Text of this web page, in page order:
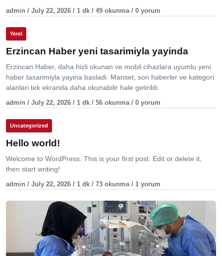
admin / July 22, 2026 / 1 dk / 49 okunma / 0 yorum
Yerel
Erzincan Haber yeni tasarimiyla yayinda
Erzincan Haber, daha hizli okunan ve mobil cihazlara uyumlu yeni
haber tasarimiyla yayina basladi. Manset, son haberler ve kategori
alanlari tek ekranda daha okunabilir hale getirildi.
admin / July 22, 2026 / 1 dk / 56 okunma / 0 yorum
Uncategorized
Hello world!
Welcome to WordPress. This is your first post. Edit or delete it,
then start writing!
admin / July 22, 2026 / 1 dk / 73 okunma / 1 yorum